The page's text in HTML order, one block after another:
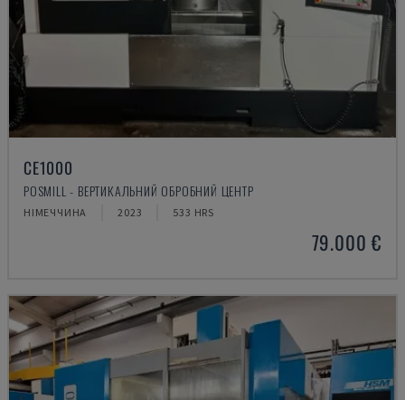
CE1000
POSMILL - ВЕРТИКАЛЬНИЙ ОБРОБНИЙ ЦЕНТР
НІМЕЧЧИНА 2023 533 HRS
79.000 €